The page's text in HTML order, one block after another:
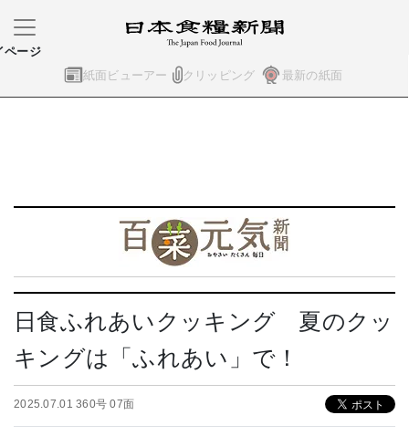
紙面ビューアー クリッピング 最新の紙面
ページ
日食ふれあいクッキング 夏のクッ
キングは「ふれあい」で！
2025.07.01 360号 07面